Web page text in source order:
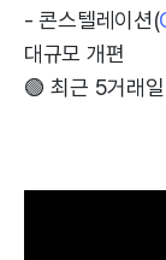
- 콘스텔레이션(
대규모 개편
🟢 최근 5거래